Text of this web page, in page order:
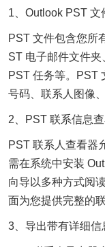
1、Outlook PST 文
PST 文件包含您所
ST 电子邮件文件夹
PST 任务等。PST
号码、联系人图像
2、PST 联系信息
PST 联系人查看器
需在系统中安装
向导以多种方式阅
面为您提供完整的
3、导出带有详细信